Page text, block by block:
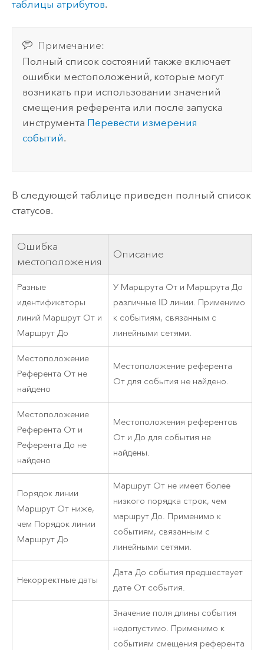
таблицы атрибутов.
Примечание:
Полный список состояний также включает
ошибки местоположений, которые могут
возникать при использовании значений
смещения референта или после запуска
инструмента Перевести измерения
событий.
В следующей таблице приведен полный список
статусов.
Ошибка
местоположения
Описание
Разные
идентификаторы
линий Маршрут От и
Маршрут До
У Маршрута От и Маршрута До
различные ID линии. Применимо
к событиям, связанным с
линейными сетями.
Местоположение
Референта От не
найдено
Местоположение референта
От для события не найдено.
Местоположение
Референта От и
Референта До не
найдено
Местоположения референтов
От и До для события не
найдены.
Порядок линии
Маршрут От ниже,
чем Порядок линии
Маршрут До
Маршрут От не имеет более
низкого порядка строк, чем
маршрут До. Применимо к
событиям, связанным с
линейными сетями.
Некорректные даты
Дата До события предшествует
дате От события.
Значение поля длины события
недопустимо. Применимо к
событиям смещения референта